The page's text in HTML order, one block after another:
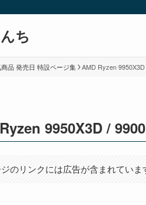
ち
商品 発売日 特設ページ集 AMD Ryzen
9950X3D /
のリンクには広告が含まれていま